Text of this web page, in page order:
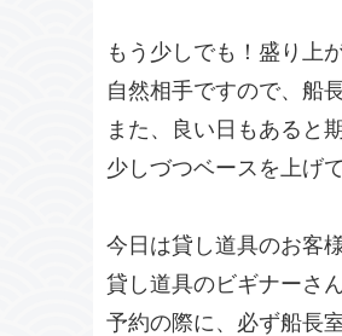
もう少しでも！盛り上
自然相手ですので、船
また、良い日もあると
少しづつベースを上げ
今日は貸し道具のお客
貸し道具のビギナーさ
予約の際に、必ず船長